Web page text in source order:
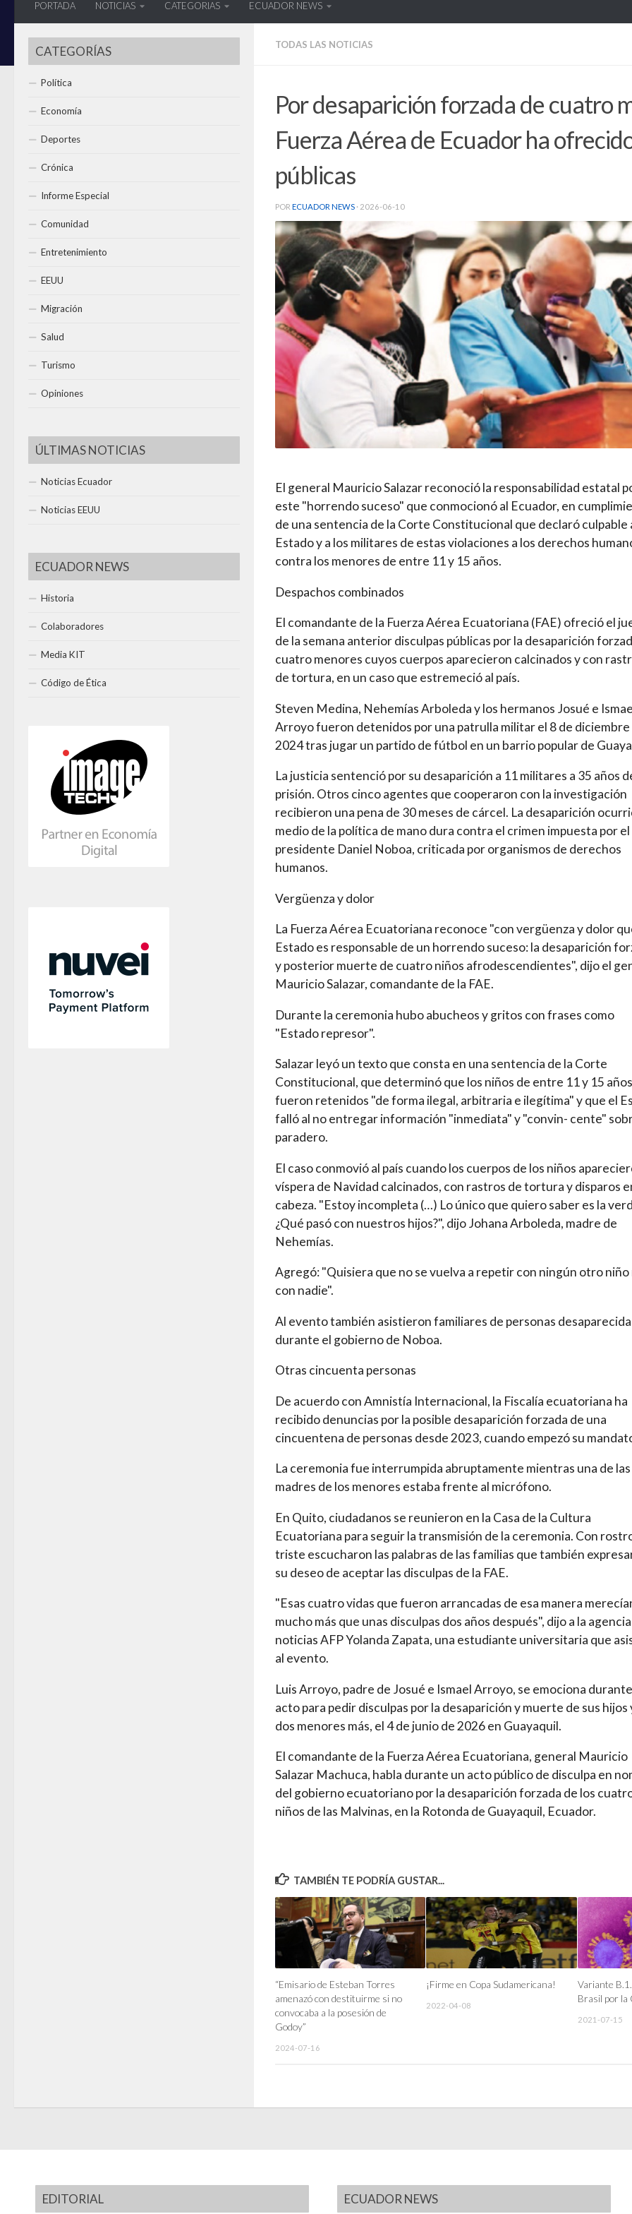
PORTADA NOTICIAS CATEGORIAS ECUADOR NEWS
TODAS LAS NOTICIAS
Por desaparición forzada de cuatro
Fuerza Aérea de Ecuador ha
públicas
POR ECUADOR NEWS · 2026-06-10
El general Mauricio Salazar reconoció la responsabilidad estatal
este "horrendo suceso" que conmocionó al Ecuador, en
de una sentencia de la Corte Constitucional que declaró culpable
Estado y a los militares de estas violaciones a los derechos
contra los menores de entre 11 y 15 años.
Despachos combinados
El comandante de la Fuerza Aérea Ecuatoriana (FAE) ofreció el
de la semana anterior disculpas públicas por la desaparición
cuatro menores cuyos cuerpos aparecieron calcinados y con
de tortura, en un caso que estremeció al país.
Steven Medina, Nehemías Arboleda y los hermanos Josué e
Arroyo fueron detenidos por una patrulla militar el 8 de diciembre
2024 tras jugar un partido de fútbol en un barrio popular de
La justicia sentenció por su desaparición a 11 militares a 35 años
prisión. Otros cinco agentes que cooperaron con la investigación
recibieron una pena de 30 meses de cárcel. La desaparición
medio de la política de mano dura contra el crimen impuesta por el
presidente Daniel Noboa, criticada por organismos de derechos
humanos.
Vergüenza y dolor
La Fuerza Aérea Ecuatoriana reconoce "con vergüenza y dolor
Estado es responsable de un horrendo suceso: la desaparición
y posterior muerte de cuatro niños afrodescendientes", dijo el
Mauricio Salazar, comandante de la FAE.
Durante la ceremonia hubo abucheos y gritos con frases como
"Estado represor".
Salazar leyó un texto que consta en una sentencia de la Corte
Constitucional, que determinó que los niños de entre 11 y 15 años
fueron retenidos "de forma ilegal, arbitraria e ilegítima" y que el
falló al no entregar información "inmediata" y "convin- cente"
paradero.
El caso conmovió al país cuando los cuerpos de los niños
víspera de Navidad calcinados, con rastros de tortura y disparos
cabeza. "Estoy incompleta (…) Lo único que quiero saber es la
¿Qué pasó con nuestros hijos?", dijo Johana Arboleda, madre de
Nehemías.
Agregó: "Quisiera que no se vuelva a repetir con ningún otro niño
con nadie".
Al evento también asistieron familiares de personas
durante el gobierno de Noboa.
Otras cincuenta personas
De acuerdo con Amnistía Internacional, la Fiscalía ecuatoriana ha
recibido denuncias por la posible desaparición forzada de una
cincuentena de personas desde 2023, cuando empezó su
La ceremonia fue interrumpida abruptamente mientras una de las
madres de los menores estaba frente al micrófono.
En Quito, ciudadanos se reunieron en la Casa de la Cultura
Ecuatoriana para seguir la transmisión de la ceremonia. Con
triste escucharon las palabras de las familias que también
su deseo de aceptar las disculpas de la FAE.
"Esas cuatro vidas que fueron arrancadas de esa manera
mucho más que unas disculpas dos años después", dijo a la
noticias AFP Yolanda Zapata, una estudiante universitaria que
al evento.
Luis Arroyo, padre de Josué e Ismael Arroyo, se emociona
acto para pedir disculpas por la desaparición y muerte de sus hijos
dos menores más, el 4 de junio de 2026 en Guayaquil.
El comandante de la Fuerza Aérea Ecuatoriana, general Mauricio
Salazar Machuca, habla durante un acto público de disculpa en
del gobierno ecuatoriano por la desaparición forzada de los
niños de las Malvinas, en la Rotonda de Guayaquil, Ecuador.
TAMBIÉN TE PODRÍA GUSTAR...
“Emisario de Esteban Torres
amenazó con destituirme si no
convocaba a la posesión de
Godoy”
2024-07-16
¡Firme en Copa Sudamericana!
2022-04-08
Variante
Brasil por la
2021-07-15
CATEGORÍAS
Política
Economía
Deportes
Crónica
Informe Especial
Comunidad
Entretenimiento
EEUU
Migración
Salud
Turismo
Opiniones
ÚLTIMAS NOTICIAS
Noticias Ecuador
Noticias EEUU
ECUADOR NEWS
Historia
Colaboradores
Media KIT
Código de Ética
EDITORIAL ECUADOR NEWS